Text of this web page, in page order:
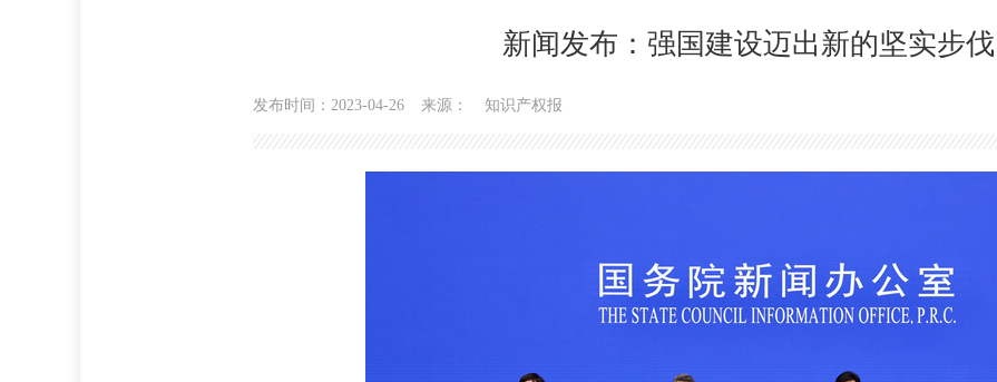
新闻发布：强国建设迈出新的坚实步伐
发布时间：2023-04-26 来源： 知识产权报